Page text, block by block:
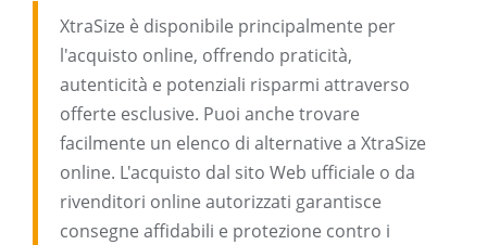
XtraSize è disponibile principalmente per
l'acquisto online, offrendo praticità,
autenticità e potenziali risparmi attraverso
offerte esclusive. Puoi anche trovare
facilmente un elenco di alternative a XtraSize
online. L'acquisto dal sito Web ufficiale o da
rivenditori online autorizzati garantisce
consegne affidabili e protezione contro i